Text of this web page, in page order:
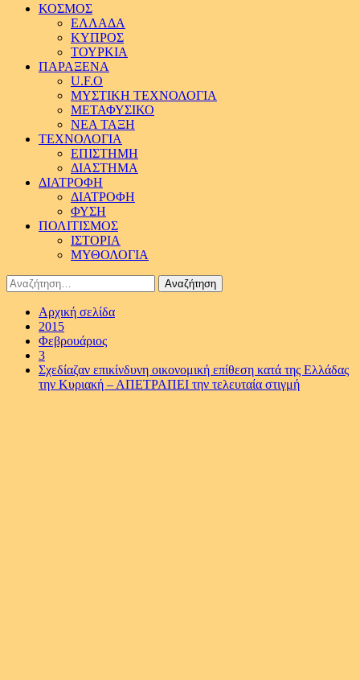
ΚΟΣΜΟΣ
ΕΛΛΑΔΑ
ΚΥΠΡΟΣ
ΤΟΥΡΚΙΑ
ΠΑΡΑΞΕΝΑ
U.F.O
ΜΥΣΤΙΚΗ ΤΕΧΝΟΛΟΓΙΑ
ΜΕΤΑΦΥΣΙΚΟ
ΝΕΑ ΤΑΞΗ
ΤΕΧΝΟΛΟΓΙΑ
ΕΠΙΣΤΗΜΗ
ΔΙΑΣΤΗΜΑ
ΔΙΑΤΡΟΦΗ
ΔΙΑΤΡΟΦΗ
ΦΥΣΗ
ΠΟΛΙΤΙΣΜΟΣ
ΙΣΤΟΡΙΑ
ΜΥΘΟΛΟΓΙΑ
Αναζήτηση
για:
Αρχική σελίδα
2015
Φεβρουάριος
3
Σχεδίαζαν επικίνδυνη οικονομική επίθεση κατά της Ελλάδας
την Κυριακή – ΑΠΕΤΡΑΠΕΙ την τελευταία στιγμή